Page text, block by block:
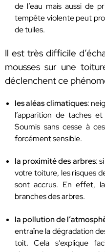
de l’eau mais aussi de
tempête violente peut
de tuiles.
Il est très difficile
mousses sur une
déclenchent ce
les aléas climatiques:
l’apparition de taches
Soumis sans cesse à
forcément sensible.
la proximité des arbres:
votre toiture, les risques
sont accrus. En effet,
branches des arbres.
la pollution de
entraîne la dégradation
toit. Cela s’explique